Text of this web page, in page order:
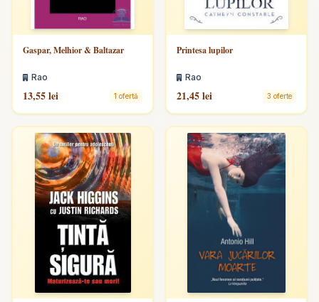
Gaspar, Melhior & Baltazar
Rao
13,55 lei 1 ofertă
Printesa lupilor
Rao
21,45 lei 3 oferte